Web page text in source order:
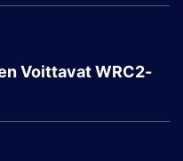
Voittavat WRC2-